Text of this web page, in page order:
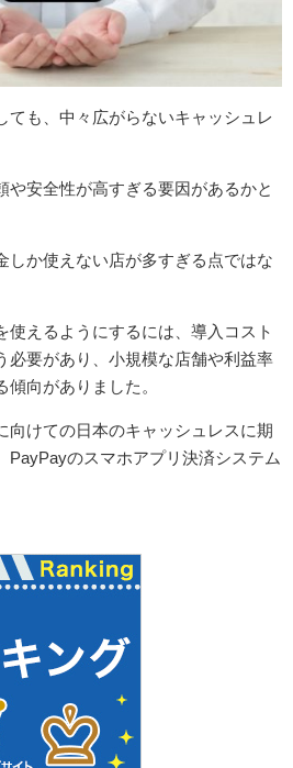
ても、中々広がらないキャッシュレ
や安全性が高すぎる要因があるかと
しか使えない店が多すぎる点ではな
使えるようにするには、導入コスト
必要があり、小規模な店舗や利益率
向がありました。
向けての日本のキャッシュレスに期
PayPayのスマホアプリ決済システム